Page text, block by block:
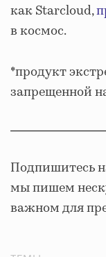
как Starcloud,
в космос.
*продукт
запрещенной
Подпишитесь
мы пишем
важном для